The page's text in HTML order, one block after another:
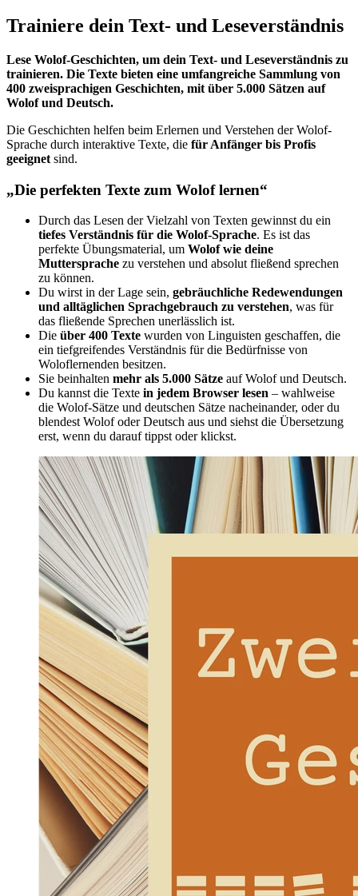
Trainiere dein Text- und Leseverständnis
Lese Wolof-Geschichten, um dein Text- und Leseverständnis zu
trainieren. Die Texte bieten eine umfangreiche Sammlung von
400 zweisprachigen Geschichten, mit über 5.000 Sätzen auf
Wolof und Deutsch.
Die Geschichten helfen beim Erlernen und Verstehen der Wolof-
Sprache durch interaktive Texte, die für Anfänger bis Profis
geeignet sind.
„Die perfekten Texte zum Wolof lernen“
Durch das Lesen der Vielzahl von Texten gewinnst du ein
tiefes Verständnis für die Wolof-Sprache. Es ist das
perfekte Übungsmaterial, um Wolof wie deine
Muttersprache zu verstehen und absolut fließend sprechen
zu können.
Du wirst in der Lage sein, gebräuchliche Redewendungen
und alltäglichen Sprachgebrauch zu verstehen, was für
das fließende Sprechen unerlässlich ist.
Die über 400 Texte wurden von Linguisten geschaffen, die
ein tiefgreifendes Verständnis für die Bedürfnisse von
Woloflernenden besitzen.
Sie beinhalten mehr als 5.000 Sätze auf Wolof und Deutsch.
Du kannst die Texte in jedem Browser lesen – wahlweise
die Wolof-Sätze und deutschen Sätze nacheinander, oder du
blendest Wolof oder Deutsch aus und siehst die Übersetzung
erst, wenn du darauf tippst oder klickst.